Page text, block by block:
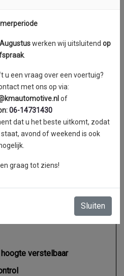
Handgeschakeld 6
4
1997 cc
90 kW / 122 PK
170 km/h
15.1 seconden
0 Nm
verstelbaar
werken wij uitsluitend op
.
u een vraag over een voertuig?
met ons op via:
of
06-14731430
dat u het beste uitkomt, zodat
avond of weekend is ook
graag tot ziens!
Sluiten